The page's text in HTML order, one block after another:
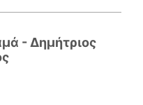
- Δημήτριος